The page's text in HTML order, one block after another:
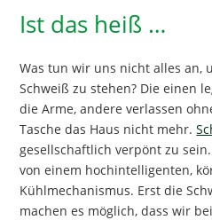
Ist das heiß …
Was tun wir uns nicht alles an,
Schweiß zu stehen? Die einen
die Arme, andere verlassen
Tasche das Haus nicht mehr.
gesellschaftlich verpönt zu
von einem hochintelligenten,
Kühlmechanismus. Erst die
machen es möglich, dass wir